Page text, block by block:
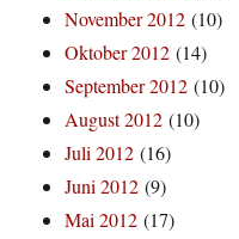
November 2012 (10)
Oktober 2012 (14)
September 2012 (10)
August 2012 (10)
Juli 2012 (16)
Juni 2012 (9)
Mai 2012 (17)